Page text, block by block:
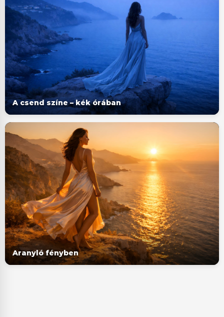
A csend színe – kék órában
Aranyló fényben